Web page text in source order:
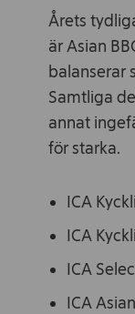
Årets
är Asian
balanserar
Samtliga
annat
för starka.
ICA
ICA
ICA
ICA